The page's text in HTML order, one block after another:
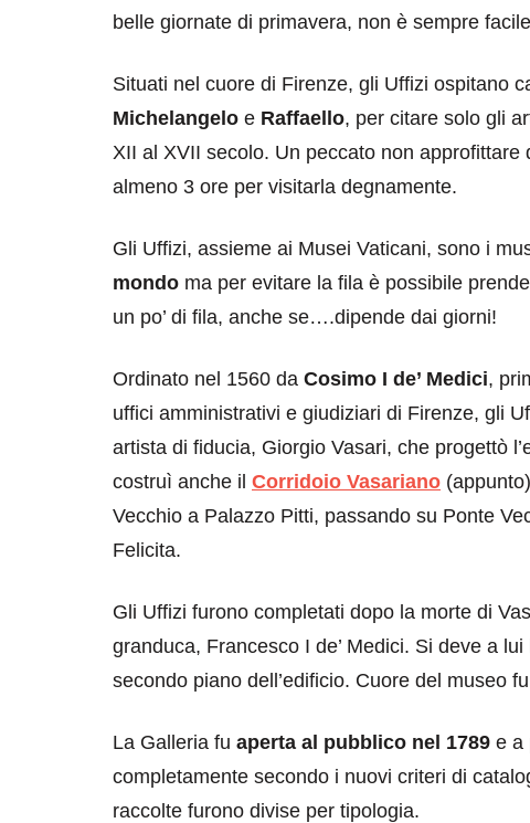
belle giornate di primavera, non è sempre
Situati nel cuore di Firenze, gli Uffizi ospitano
Michelangelo e Raffaello, per citare solo gli
XII al XVII secolo. Un peccato non
almeno 3 ore per visitarla degnamente.
Gli Uffizi, assieme ai Musei Vaticani, sono i
mondo ma per evitare la fila è possibile
un po’ di fila, anche se….dipende dai giorni!
Ordinato nel 1560 da Cosimo I de’ Medici,
uffici amministrativi e giudiziari di Firenze, gli
artista di fiducia, Giorgio Vasari, che progettò
costruì anche il Corridoio Vasariano
Vecchio a Palazzo Pitti, passando su Ponte
Felicita.
Gli Uffizi furono completati dopo la morte di
granduca, Francesco I de’ Medici. Si deve a
secondo piano dell’edificio. Cuore del museo
La Galleria fu aperta al pubblico nel 1789 e a
completamente secondo i nuovi criteri di
raccolte furono divise per tipologia.